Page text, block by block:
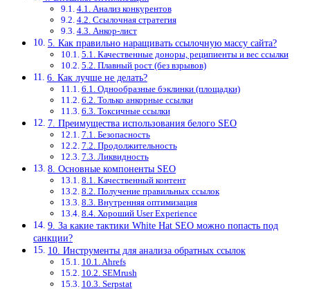
4.1. Анализ конкурентов
4.2. Ссылочная стратегия
4.3. Анкор-лист
5. Как правильно наращивать ссылочную массу сайта?
5.1. Качественные доноры, реципиенты и вес ссылки
5.2. Плавный рост (без взрывов)
6. Как лучше не делать?
6.1. Однообразные бэклинки (площадки)
6.2. Только анкорные ссылки
6.3. Токсичные ссылки
7. Преимущества использования белого SЕО
7.1. Безопасность
7.2. Продолжительность
7.3. Ликвидность
8. Основные компоненты SEO
8.1. Качественный контент
8.2. Получение правильных ссылок
8.3. Внутренняя оптимизация
8.4. Хороший User Experience
9. За какие тактики White Hat SEO можно попасть под
санкции?
10. Инструменты для анализа обратных ссылок
10.1. Ahrefs
10.2. SEMrush
10.3. Serpstat